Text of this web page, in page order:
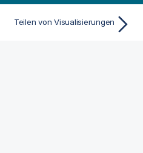
Teilen von Visualisierungen